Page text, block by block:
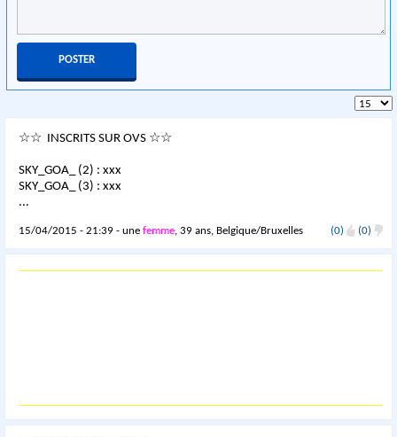
☆☆ INSCRITS SUR OVS ☆☆
SKY_GOA_ (2) : xxx
SKY_GOA_ (3) : xxx
...
15/04/2015 - 21:39 - unefemme, 39 ans, Belgique/Bruxelles (0) (0)